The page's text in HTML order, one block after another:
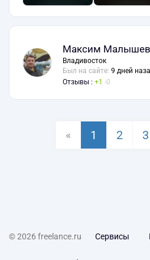
Максим Малышев
Владивосток
Был на сайте: 9 дней
Отзывы :
1 0
« 1 2 3
© 2026 freelance.ru Сервисы